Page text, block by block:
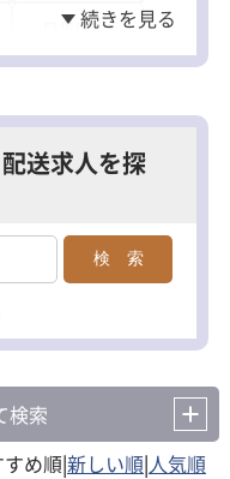
目黒区(1)
三鷹市(2)
小平市(1)
狛江市(1)
送求人を探
検索
|
|